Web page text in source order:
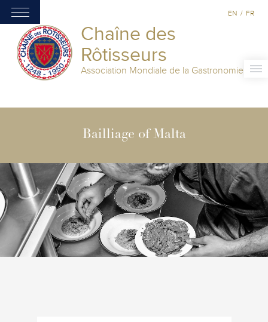
Chaîne des
Rôtisseurs
Association Mondiale de la Gastronomie
EN / FR
Bailliage of Malta